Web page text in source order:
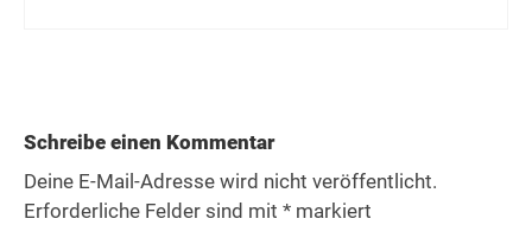
Schreibe einen Kommentar
Deine E-Mail-Adresse wird nicht veröffentlicht.
Erforderliche Felder sind mit * markiert